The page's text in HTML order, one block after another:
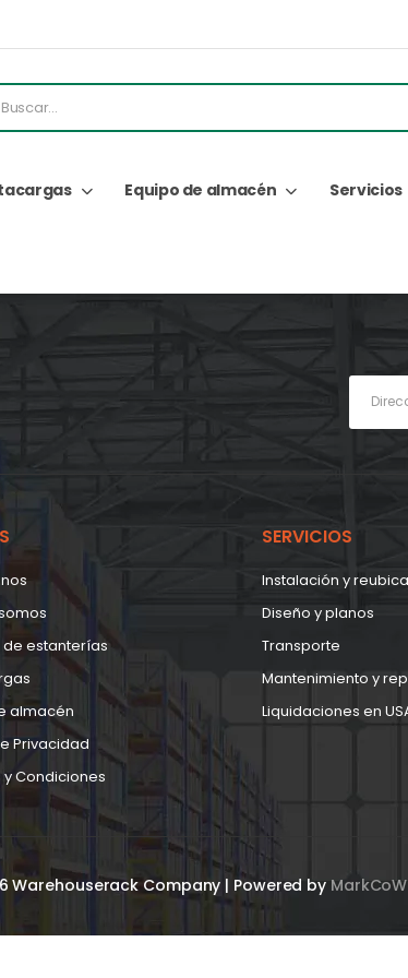
Equipo de almacén Servicios
de estanterías
almacén
Privacidad
y Condiciones
SERVICIOS
Instalación y
Diseño y planos
Transporte
Mantenimiento y
Liquidaciones en
Warehouserack Company | Powered by